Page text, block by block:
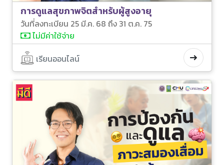
การดูแลสุขภาพจิตสำหรับผู้สูงอายุ
วันที่ลงทะเบียน 25 มี.ค. 68 ถึง 31 ต.ค. 75
ไม่มีค่าใช้จ่าย
เรียนออนไลน์